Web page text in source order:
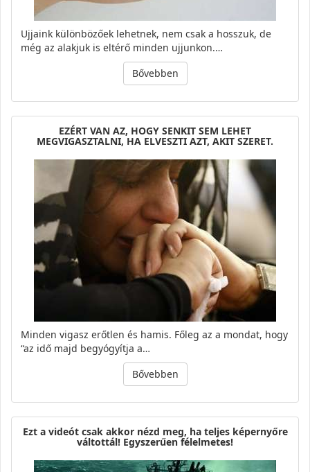
Ujjaink különbözőek lehetnek, nem csak a hosszuk, de
még az alakjuk is eltérő minden ujjunkon.…
Bővebben
EZÉRT VAN AZ, HOGY SENKIT SEM LEHET
MEGVIGASZTALNI, HA ELVESZTI AZT, AKIT SZERET.
Minden vigasz erőtlen és hamis. Főleg az a mondat, hogy
“az idő majd begyógyítja a…
Bővebben
Ezt a videót csak akkor nézd meg, ha teljes képernyőre
váltottál! Egyszerűen félelmetes!